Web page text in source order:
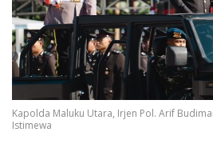
Kapolda Maluku Utara, Irjen Pol. Arif
Istimewa